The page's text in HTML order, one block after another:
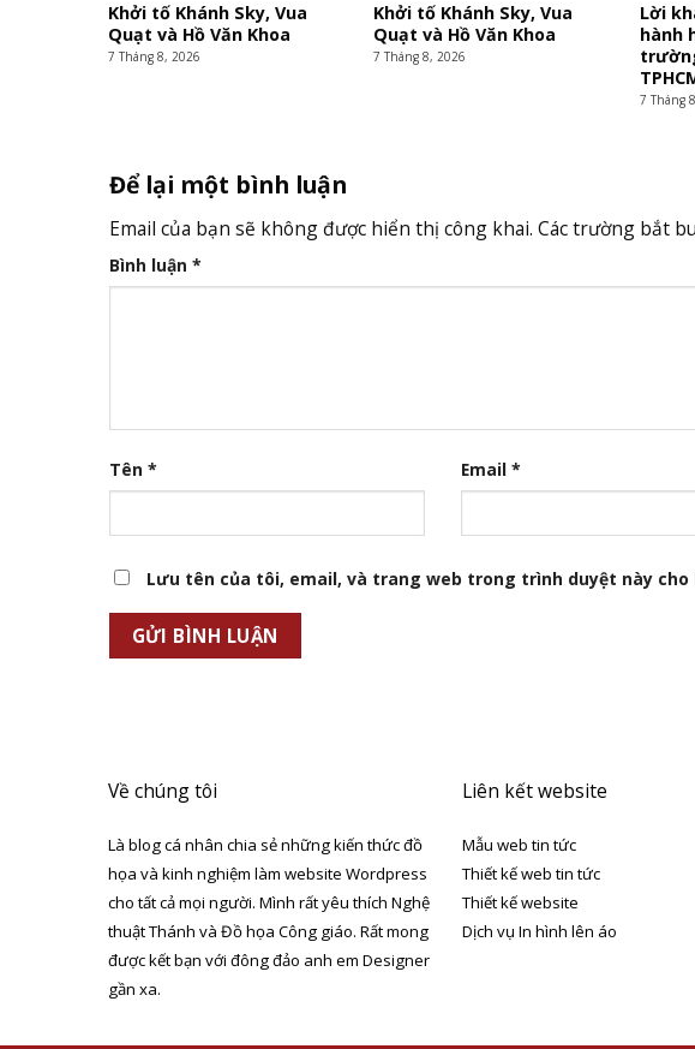
Khởi tố Khánh Sky, Vua
Quạt và Hồ Văn Khoa
7 Tháng 8, 2026
Khởi tố Khánh Sky, Vua
Quạt và Hồ Văn Khoa
7 Tháng 8, 2026
Lời
hành
7 Tháng
Để lại một bình luận
Email của bạn sẽ không được hiển thị công khai. Các trường bắt
Bình luận *
Tên * Email *
Lưu tên của tôi, email, và trang web trong trình duyệt này cho
Về chúng tôi
Là blog cá nhân chia sẻ những kiến thức đồ
họa và kinh nghiệm làm website Wordpress
cho tất cả mọi người. Mình rất yêu thích Nghệ
thuật Thánh và Đồ họa Công giáo. Rất mong
được kết bạn với đông đảo anh em Designer
gần xa.
Liên kết website
Mẫu web tin tức
Thiết kế web tin tức
Thiết kế website
Dịch vụ In hình lên áo